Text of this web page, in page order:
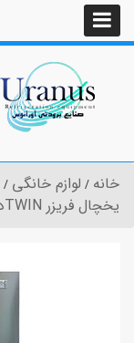
خانه لوازم خانگی
یخچال فریزر TWINدوو مدل D4LR-0020